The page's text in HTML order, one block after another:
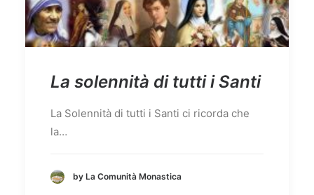
La solennità di tutti i Santi
La Solennità di tutti i Santi ci ricorda che
la…
by La Comunità Monastica